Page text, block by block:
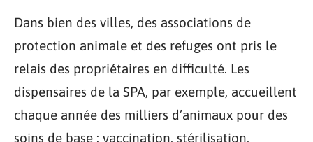
Dans bien des villes, des associations de
protection animale et des refuges ont pris le
relais des propriétaires en difficulté. Les
dispensaires de la SPA, par exemple, accueillent
chaque année des milliers d’animaux pour des
soins de base : vaccination, stérilisation,